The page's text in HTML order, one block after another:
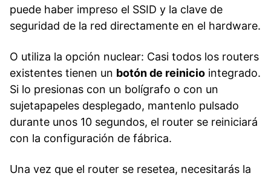
puede haber impreso el SSID y la clave de
seguridad de la red directamente en el hardware.
O utiliza la opción nuclear: Casi todos los routers
existentes tienen un botón de reinicio integrado.
Si lo presionas con un bolígrafo o con un
sujetapapeles desplegado, mantenlo pulsado
durante unos 10 segundos, el router se reiniciará
con la configuración de fábrica.
Una vez que el router se resetea, necesitarás la